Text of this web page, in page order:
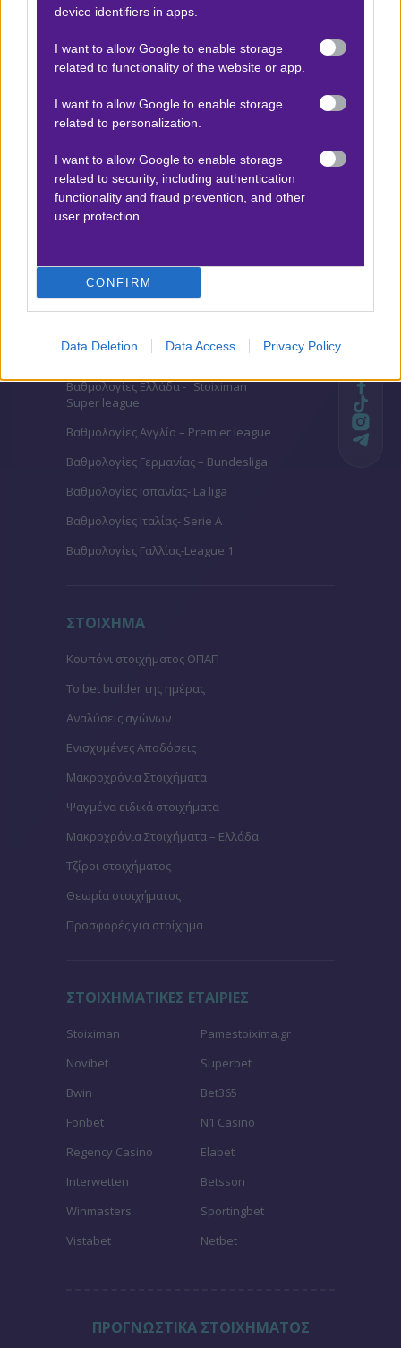
device identifiers in apps.
I want to allow Google to enable storage
related to functionality of the website or app.
I want to allow Google to enable storage
related to personalization.
I want to allow Google to enable storage
related to security, including authentication
functionality and fraud prevention, and other
user protection.
CONFIRM
Data Deletion Data Access Privacy Policy
Αποτέλεσμα: 0-2
Α Ισπανίας 30.11.2025|22:00 -10.00
Αποτέλεσμα: 1-1
Προσφορές*
ΒΑΘΜΟΛΟΓΙΕΣ
Βαθμολογίες Ελλάδα - Stoiximan
Super league
Βαθμολογίες Aγγλία – Premier league
Βαθμολογίες Γερμανίας – Bundesliga
Βαθμολογίες Ισπανίας- La liga
Βαθμολογίες Ιταλίας- Serie A
Βαθμολογίες Γαλλίας-League 1
ΣΤΟΙΧΗΜΑ
Κουπόνι στοιχήματος ΟΠΑΠ
To bet builder της ημέρας
Αναλύσεις αγώνων
Ενισχυμένες Αποδόσεις
Μακροχρόνια Στοιχήματα
Ψαγμένα ειδικά στοιχήματα
Μακροχρόνια Στοιχήματα – Ελλάδα
Τζίροι στοιχήματος
Θεωρία στοιχήματος
Προσφορές για στοίχημα
ΣΤΟΙΧΗΜΑΤΙΚΕΣ ΕΤΑΙΡΙΕΣ
Stoiximan
Pamestoixima.gr
Novibet
Superbet
Bwin
Bet365
Fonbet
N1 Casino
Regency Casino
Elabet
Interwetten
Betsson
Winmasters
Sportingbet
Vistabet
Netbet
ΠΡΟΓΝΩΣΤΙΚΑ ΣΤΟΙΧΗΜΑΤΟΣ